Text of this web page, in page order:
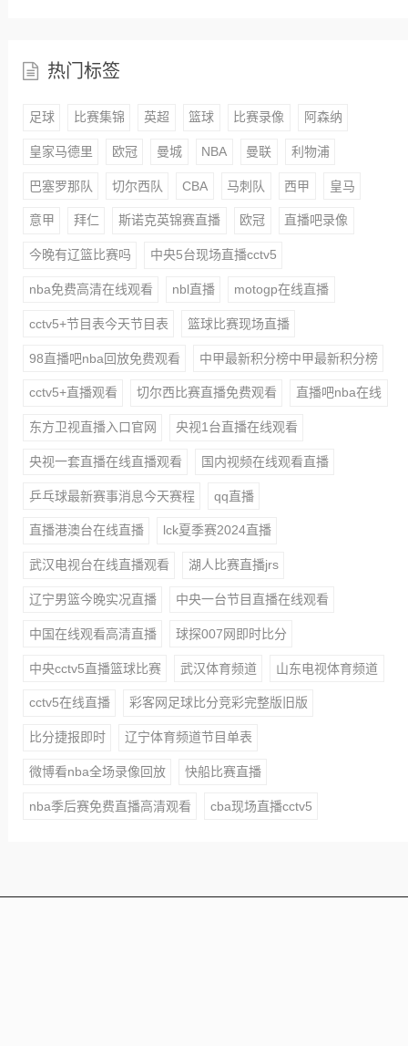
热门标签
足球 比赛集锦 英超 篮球 比赛录像 阿森纳
皇家马德里 欧冠 曼城 NBA 曼联 利物浦
巴塞罗那队 切尔西队 CBA 马刺队 西甲 皇马
意甲 拜仁 斯诺克英锦赛直播 欧冠 直播吧录像
今晚有辽篮比赛吗 中央5台现场直播cctv5
nba免费高清在线观看 nbl直播 motogp在线直播
cctv5+节目表今天节目表 篮球比赛现场直播
98直播吧nba回放免费观看 中甲最新积分榜中甲最新积分榜
cctv5+直播观看 切尔西比赛直播免费观看 直播吧nba在线
东方卫视直播入口官网 央视1台直播在线观看
央视一套直播在线直播观看 国内视频在线观看直播
乒乓球最新赛事消息今天赛程 qq直播
直播港澳台在线直播 lck夏季赛2024直播
武汉电视台在线直播观看 湖人比赛直播jrs
辽宁男篮今晚实况直播 中央一台节目直播在线观看
中国在线观看高清直播 球探007网即时比分
中央cctv5直播篮球比赛 武汉体育频道 山东电视体育频道
cctv5在线直播 彩客网足球比分竞彩完整版旧版
比分捷报即时 辽宁体育频道节目单表
微博看nba全场录像回放 快船比赛直播
nba季后赛免费直播高清观看 cba现场直播cctv5